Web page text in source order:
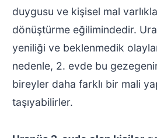
duygusu ve kişisel mal
dönüştürme eğilimindedir.
yeniliği ve beklenmedik
nedenle, 2. evde bu
bireyler daha farklı bir mali
taşıyabilirler.